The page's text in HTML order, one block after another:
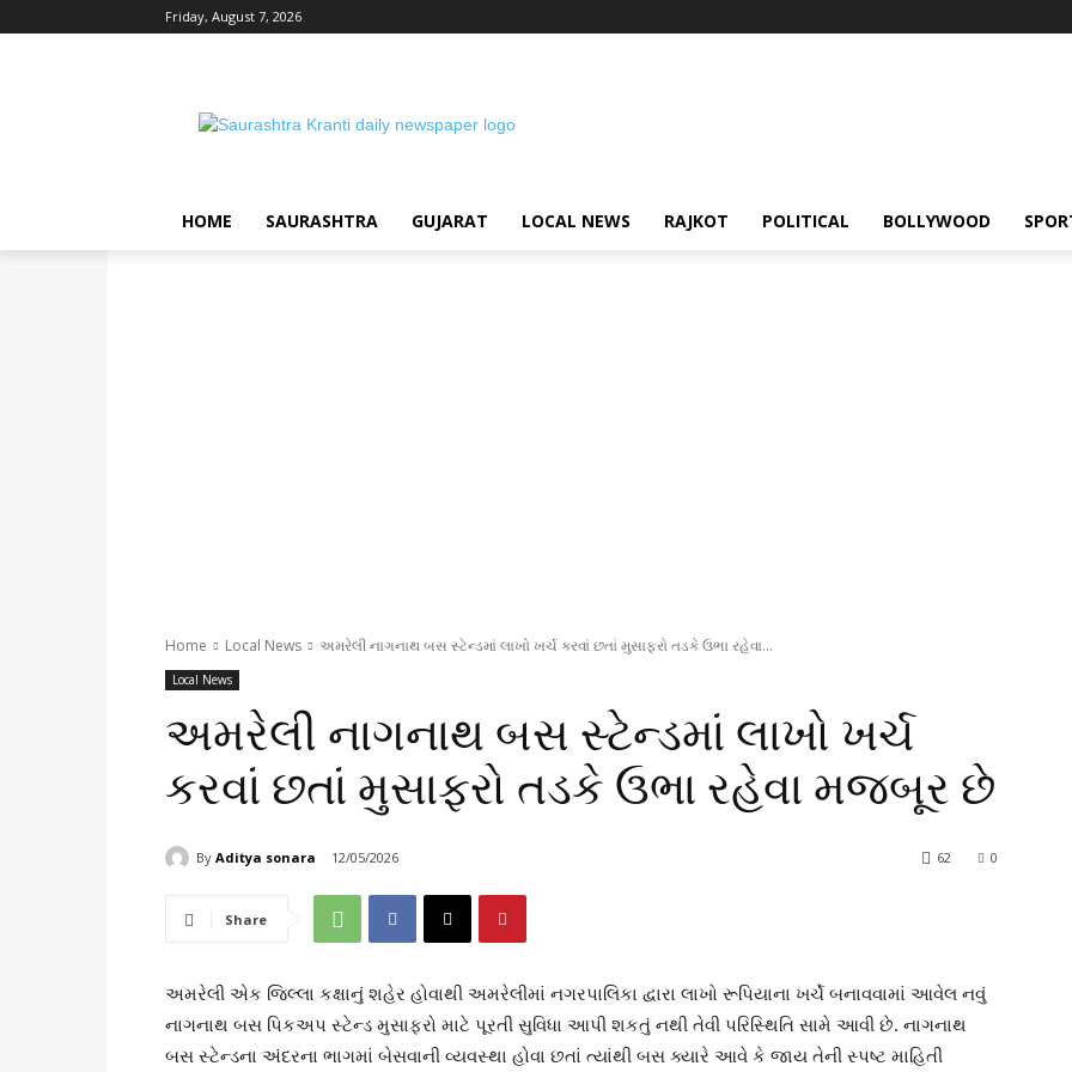
Friday, August 7, 2026
HOME SAURASHTRA GUJARAT LOCAL NEWS RAJKOT POLITICAL BOLLYWOOD
Home Local News અમરેલી નાગનાથ બસ સ્ટેન્ડમાં લાખો ખર્ચ કરવાં છતાં મુસાફરો તડકે ઉભા રહેવા...
Local News
અમરેલી નાગનાથ બસ સ્ટેન્ડમાં લાખો ખર્ચ
કરવાં છતાં મુસાફરો તડકે ઉભા રહેવા મજબૂર છે
By Aditya sonara 12/05/2026 0
62
Share
અમરેલી એક જિલ્લા કક્ષાનું શહેર હોવાથી અમરેલીમાં નગરપાલિકા દ્વારા લાખો રૂપિયાના ખર્ચે બનાવવામાં આવેલ નવું
નાગનાથ બસ પિકઅપ સ્ટેન્ડ મુસાફરો માટે પૂરતી સુવિધા આપી શકતું નથી તેવી પરિસ્થિતિ સામે આવી છે. નાગનાથ
બસ સ્ટેન્ડના અંદરના ભાગમાં બેસવાની વ્યવસ્થા હોવા છતાં ત્યાંથી બસ ક્યારે આવે કે જાય તેની સ્પષ્ટ માહિતી